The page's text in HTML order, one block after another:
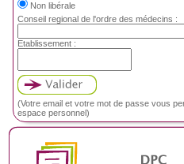
Non libérale
Conseil regional de l'ordre des médecins :
Etablissement :
(Votre email et votre mot de passe vous
espace personnel)